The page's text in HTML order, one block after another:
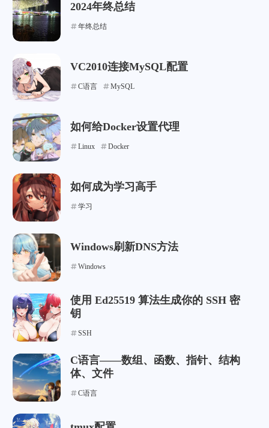
2024年终总结
年终总结
VC2010连接MySQL配置
C语言 MySQL
如何给Docker设置代理
Linux Docker
如何成为学习高手
学习
Windows刷新DNS方法
Windows
使用 Ed25519 算法生成你的 SSH 密
钥
SSH
C语言——数组、函数、指针、结构
体、文件
C语言